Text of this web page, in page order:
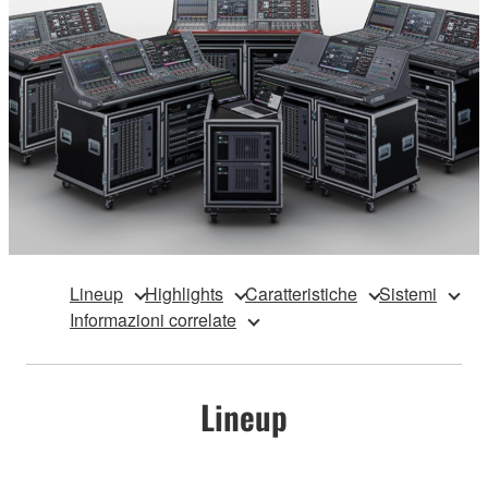
Lineup Highlights Caratteristiche
Sistemi
Informazioni correlate
Lineup